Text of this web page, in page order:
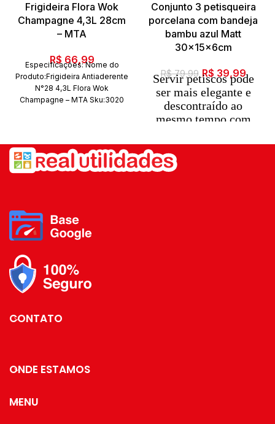
Frigideira Flora Wok
Champagne 4,3L 28cm
– MTA
R$ 66,99
Especificações: Nome do
Produto:Frigideira Antiaderente
N°28 4,3L Flora Wok
Champagne – MTA Sku:3020
com revestimento
antiaderente, cabo em
baquelite. Conteúdo da
Conjunto 3 petisqueira
porcelana com bandeja
bambu azul Matt
30x15x6cm
R$79,99 O
preço
original
era:
R$ 39,99O
preço
atual
Servir petiscos pode
ser mais elegante e
descontraído ao
mesmo tempo com
base de bambu deixa
essa peça mais fina,
para levar a mesa e
CONTATO
ONDE ESTAMOS
MENU